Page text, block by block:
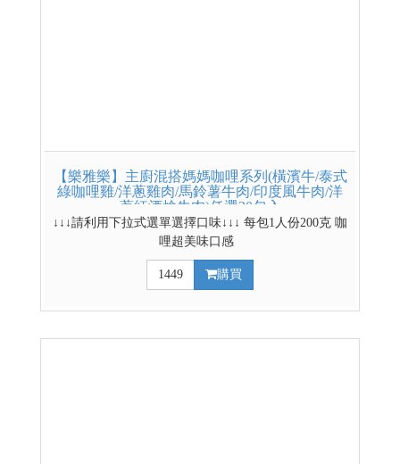
【樂雅樂】主廚混搭媽媽咖哩系列(橫濱牛/泰式
綠咖哩雞/洋蔥雞肉/馬鈴薯牛肉/印度風牛肉/洋
蔥紅酒燴牛肉)任選20包入
↓↓↓請利用下拉式選單選擇口味↓↓↓ 每包1人份200克 咖
哩超美味口感
1449 購買